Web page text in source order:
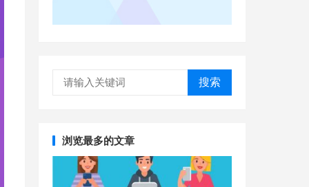
搜索
浏览最多的文章